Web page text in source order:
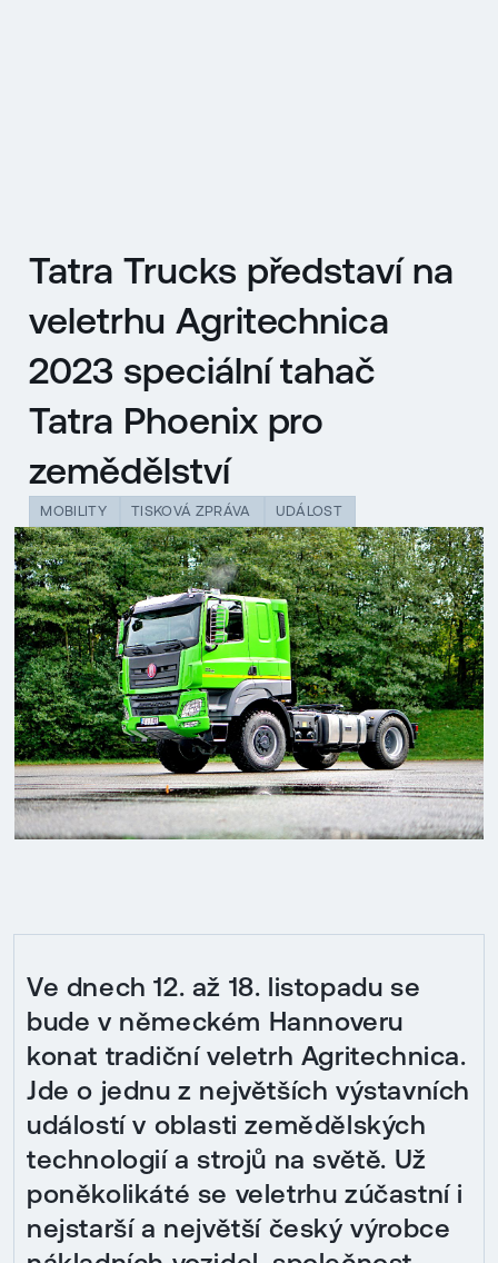
Tatra Trucks představí na
veletrhu Agritechnica
2023 speciální tahač
Tatra Phoenix pro
zemědělství
MOBILITY TISKOVÁ ZPRÁVA UDÁLOST
Ve dnech 12. až 18. listopadu se
bude v německém Hannoveru
konat tradiční veletrh Agritechnica.
Jde o jednu z největších výstavních
událostí v oblasti zemědělských
technologií a strojů na světě. Už
poněkolikáté se veletrhu zúčastní i
nejstarší a největší český výrobce